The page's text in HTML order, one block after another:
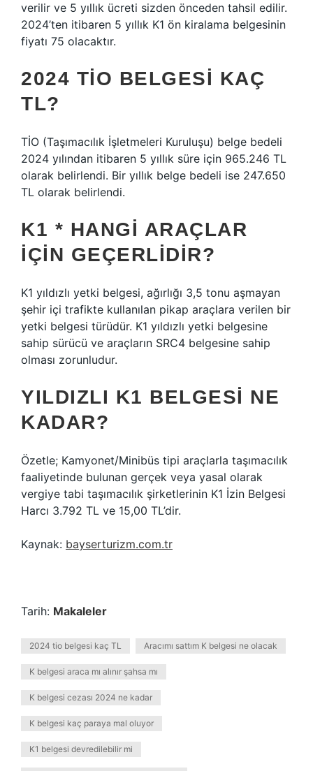
verilir ve 5 yıllık ücreti sizden önceden tahsil edilir.
2024’ten itibaren 5 yıllık K1 ön kiralama belgesinin
fiyatı 75 olacaktır.
2024 TIO BELGESI KAÇ
TL?
TİO (Taşımacılık İşletmeleri Kuruluşu) belge bedeli
2024 yılından itibaren 5 yıllık süre için 965.246 TL
olarak belirlendi. Bir yıllık belge bedeli ise 247.650
TL olarak belirlendi.
K1 * HANGI ARAÇLAR
IÇIN GEÇERLIDIR?
K1 yıldızlı yetki belgesi, ağırlığı 3,5 tonu aşmayan
şehir içi trafikte kullanılan pikap araçlara verilen bir
yetki belgesi türüdür. K1 yıldızlı yetki belgesine
sahip sürücü ve araçların SRC4 belgesine sahip
olması zorunludur.
YILDIZLI K1 BELGESI NE
KADAR?
Özetle; Kamyonet/Minibüs tipi araçlarla taşımacılık
faaliyetinde bulunan gerçek veya yasal olarak
vergiye tabi taşımacılık şirketlerinin K1 İzin Belgesi
Harcı 3.792 TL ve 15,00 TL’dir.
Kaynak: bayserturizm.com.tr
Tarih: Makaleler
2024 tio belgesi kaç TL Aracımı sattım K belgesi ne olacak
K belgesi araca mı alınır şahsa mı
K belgesi cezası 2024 ne kadar
K belgesi kaç paraya mal oluyor
K1 belgesi devredilebilir mi